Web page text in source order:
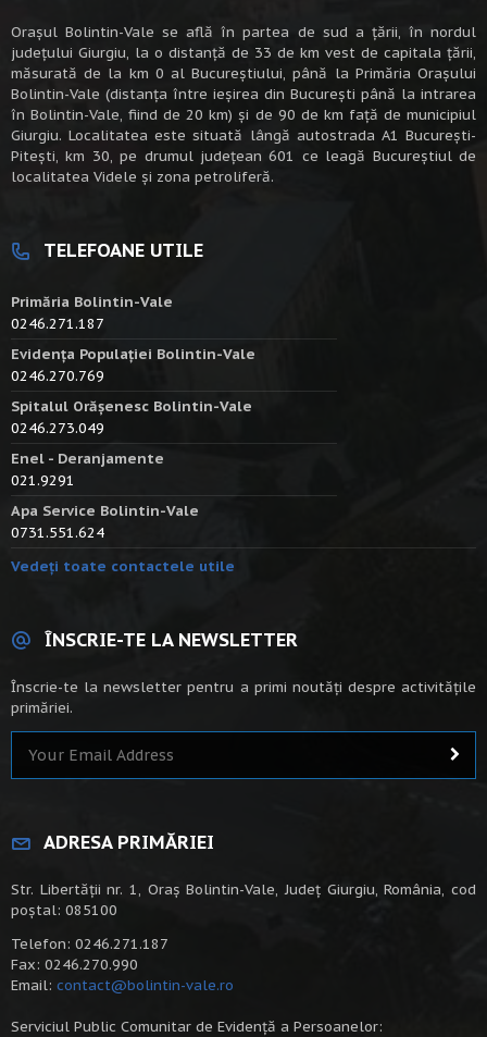
Oraşul Bolintin-Vale se află în partea de sud a ţării, în nordul
judeţului Giurgiu, la o distanţă de 33 de km vest de capitala țării,
măsurată de la km 0 al Bucureștiului, până la Primăria Orașului
Bolintin-Vale (distanța între ieșirea din București până la intrarea
în Bolintin-Vale, fiind de 20 km) şi de 90 de km faţă de municipiul
Giurgiu. Localitatea este situată lângă autostrada A1 Bucureşti-
Piteşti, km 30, pe drumul judeţean 601 ce leagă Bucureştiul de
localitatea Videle şi zona petroliferă.
TELEFOANE UTILE
Primăria Bolintin-Vale
0246.271.187
Evidența Populației Bolintin-Vale
0246.270.769
Spitalul Orășenesc Bolintin-Vale
0246.273.049
Enel - Deranjamente
021.9291
Apa Service Bolintin-Vale
0731.551.624
Vedeți toate contactele utile
ÎNSCRIE-TE LA NEWSLETTER
Înscrie-te la newsletter pentru a primi noutăți despre activitățile
primăriei.
ADRESA PRIMĂRIEI
Str. Libertății nr. 1, Oraș Bolintin-Vale, Județ Giurgiu, România, cod
poștal: 085100
Telefon: 0246.271.187
Fax: 0246.270.990
Email: contact@bolintin-vale.ro
Serviciul Public Comunitar de Evidență a Persoanelor: